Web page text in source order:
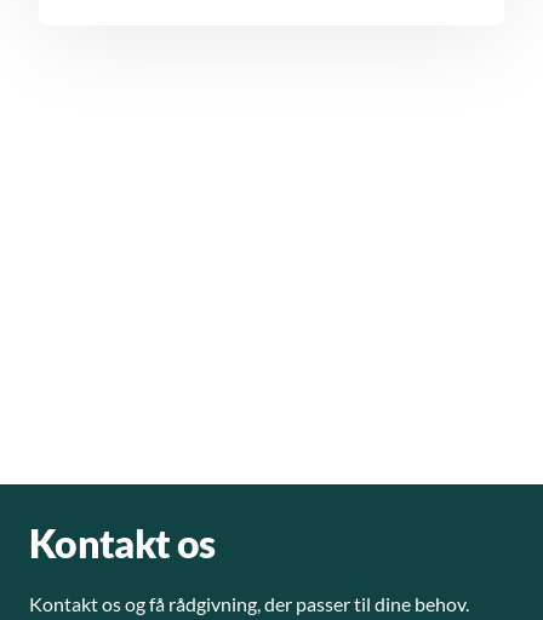
Kontakt os
Kontakt os og få rådgivning, der passer til dine behov.